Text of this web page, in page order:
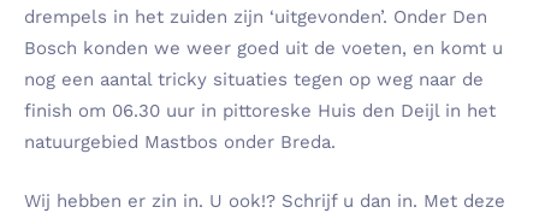
drempels in het zuiden zijn ‘uitgevonden’. Onder Den
Bosch konden we weer goed uit de voeten, en komt u
nog een aantal tricky situaties tegen op weg naar de
finish om 06.30 uur in pittoreske Huis den Deijl in het
natuurgebied Mastbos onder Breda.
Wij hebben er zin in. U ook!? Schrijf u dan in. Met deze